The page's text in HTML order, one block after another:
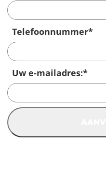
Telefoonnummer*
Uw e-mailadres:*